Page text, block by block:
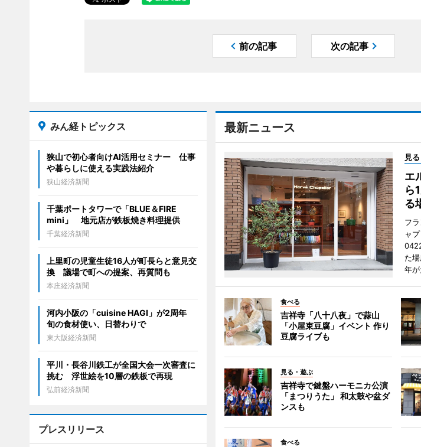
前の記事 次の記事
最新ニュース
見
エ
ら
る
フ
ャ
た
年が
食べる
吉祥寺「八十八夜」で蒜山
「小屋束豆腐」イベント 作り
豆腐ライブも
見る・遊ぶ
吉祥寺で鍵盤ハーモニカ公演
「まつりうた」 和太鼓や盆ダ
ンスも
食べる
みん経トピックス
狭山で初心者向けAI活用セミナー 仕事
や暮らしに使える実践法紹介
狭山経済新聞
千葉ポートタワーで「BLUE＆FIRE
mini」 地元店が鉄板焼き料理提供
千葉経済新聞
上里町の児童生徒16人が町長らと意見交
換 議場で町への提案、再質問も
本庄経済新聞
河内小阪の「cuisine HAGI」が2周年
旬の食材使い、日替わりで
東大阪経済新聞
平川・長谷川鉄工が全国大会一次審査に
挑む 浮世絵を10層の鉄板で再現
弘前経済新聞
プレスリリース